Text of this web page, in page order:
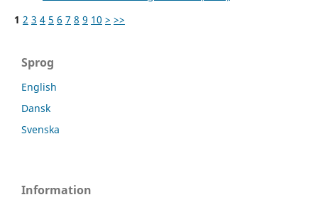
1 2 3 4 5 6 7 8 9 10 > >>
Sprog
English
Dansk
Svenska
Information